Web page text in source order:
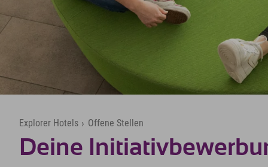
Explorer Hotels › Offene Stellen
Deine